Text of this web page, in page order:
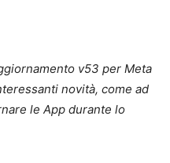
v53 per Meta
novità, come ad
le App durante lo